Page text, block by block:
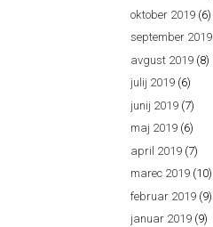
oktober 2019 (6)
september 2019
avgust 2019 (8)
julij 2019 (6)
junij 2019 (7)
maj 2019 (6)
april 2019 (7)
marec 2019 (10)
februar 2019 (9)
januar 2019 (9)